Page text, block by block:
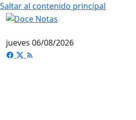
Saltar al contenido principal
jueves 06/08/2026